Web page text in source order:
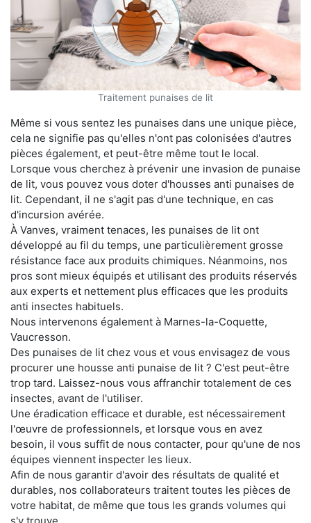
Traitement punaises de lit
Même si vous sentez les punaises dans une unique pièce,
cela ne signifie pas qu'elles n'ont pas colonisées d'autres
pièces également, et peut-être même tout le local.
Lorsque vous cherchez à prévenir une invasion de punaise
de lit, vous pouvez vous doter d'housses anti punaises de
lit. Cependant, il ne s'agit pas d'une technique, en cas
d'incursion avérée.
À Vanves, vraiment tenaces, les punaises de lit ont
développé au fil du temps, une particulièrement grosse
résistance face aux produits chimiques. Néanmoins, nos
pros sont mieux équipés et utilisant des produits réservés
aux experts et nettement plus efficaces que les produits
anti insectes habituels.
Nous intervenons également à Marnes-la-Coquette,
Vaucresson.
Des punaises de lit chez vous et vous envisagez de vous
procurer une housse anti punaise de lit ? C'est peut-être
trop tard. Laissez-nous vous affranchir totalement de ces
insectes, avant de l'utiliser.
Une éradication efficace et durable, est nécessairement
l'œuvre de professionnels, et lorsque vous en avez
besoin, il vous suffit de nous contacter, pour qu'une de nos
équipes viennent inspecter les lieux.
Afin de nous garantir d'avoir des résultats de qualité et
durables, nos collaborateurs traitent toutes les pièces de
votre habitat, de même que tous les grands volumes qui
s'y trouve.